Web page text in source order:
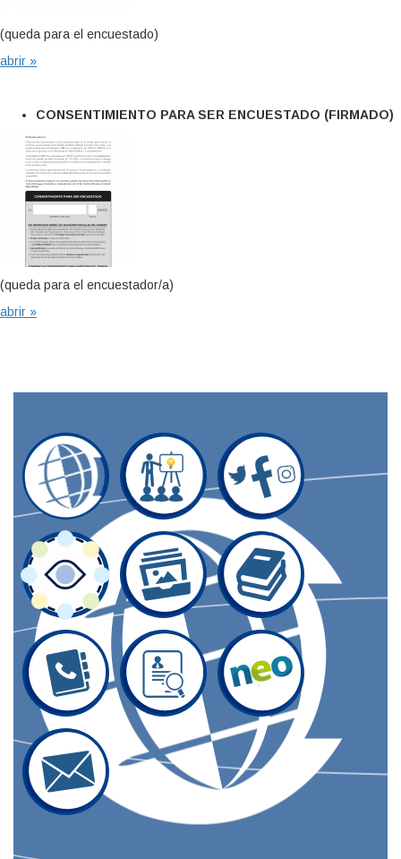
(queda para el encuestado)
abrir »
CONSENTIMIENTO PARA SER ENCUESTADO (FIRMADO)
(queda para el encuestador/a)
abrir »